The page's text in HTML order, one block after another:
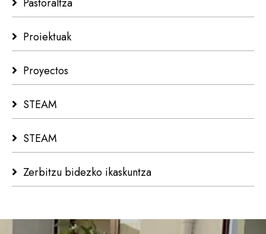
Proiektuak
Proyectos
STEAM
STEAM
Zerbitzu bidezko ikaskuntza